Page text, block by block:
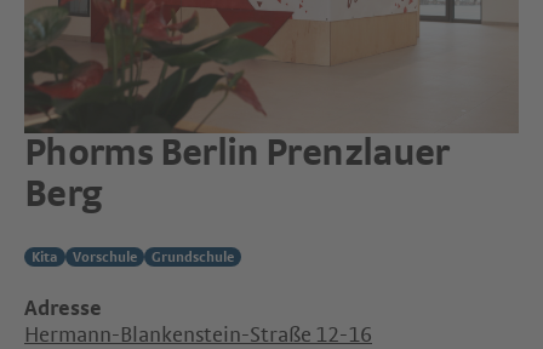
Phorms Berlin Prenzlauer
Berg
Kita Vorschule Grundschule
Adresse
Hermann-Blankenstein-Straße 12-16